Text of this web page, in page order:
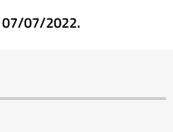
07/07/2022.